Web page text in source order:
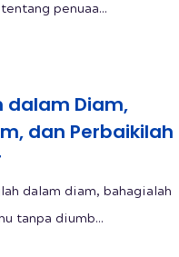
penuaa...
dalam Diam,
dan Perbaikilah
dalam diam, bahagialah
tanpa diumb...